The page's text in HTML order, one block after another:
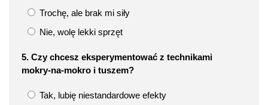
Trochę, ale brak mi siły
Nie, wolę lekki sprzęt
5. Czy chcesz eksperymentować z technikami
mokry‑na‑mokro i tuszem?
Tak, lubię niestandardowe efekty